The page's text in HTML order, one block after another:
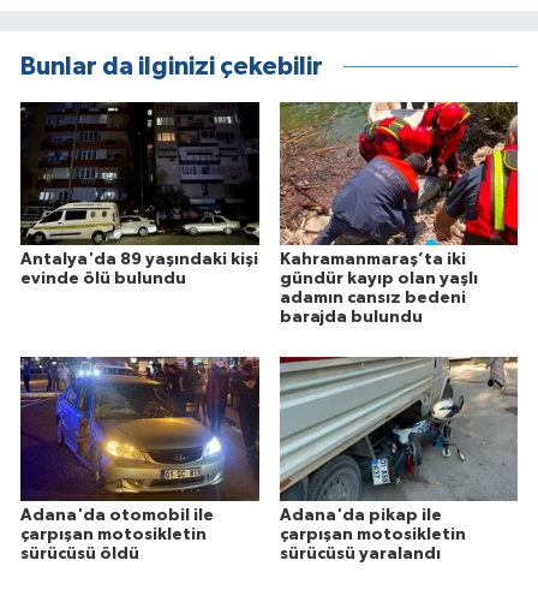
Bunlar da ilginizi çekebilir
Antalya'da 89 yaşındaki kişi
evinde ölü bulundu
Kahramanmaraş’ta iki
gündür kayıp olan yaşlı
adamın cansız bedeni
barajda bulundu
Adana'da otomobil ile
çarpışan motosikletin
sürücüsü öldü
Adana'da pikap ile
çarpışan motosikletin
sürücüsü yaralandı